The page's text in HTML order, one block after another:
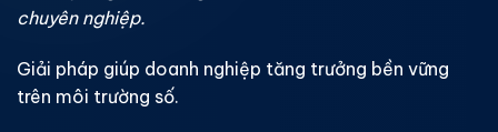
chuyên nghiệp.
Giải pháp giúp doanh nghiệp tăng trưởng bền vững
trên môi trường số.